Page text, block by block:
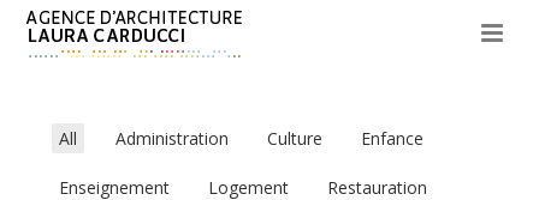
All Administration Culture Enfance
Enseignement Logement Restauration